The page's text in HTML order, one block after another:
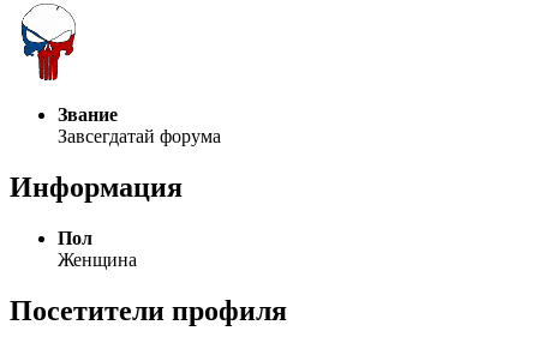
Звание
Завсегдатай форума
Информация
Пол
Женщина
Посетители профиля